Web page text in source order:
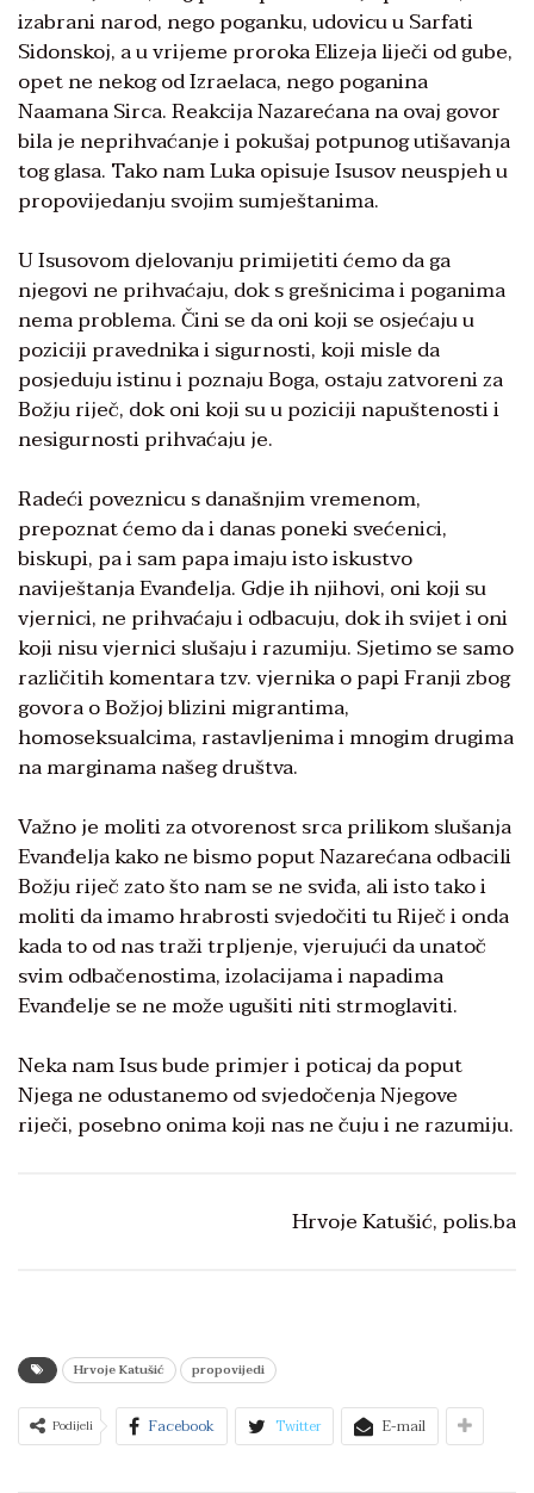
izabrani narod, nego poganku, udovicu u Sarfati
Sidonskoj, a u vrijeme proroka Elizeja liječi od gube,
opet ne nekog od Izraelaca, nego poganina
Naamana Sirca. Reakcija Nazarećana na ovaj govor
bila je neprihvaćanje i pokušaj potpunog utišavanja
tog glasa. Tako nam Luka opisuje Isusov neuspjeh u
propovijedanju svojim sumještanima.
U Isusovom djelovanju primijetiti ćemo da ga
njegovi ne prihvaćaju, dok s grešnicima i poganima
nema problema. Čini se da oni koji se osjećaju u
poziciji pravednika i sigurnosti, koji misle da
posjeduju istinu i poznaju Boga, ostaju zatvoreni za
Božju riječ, dok oni koji su u poziciji napuštenosti i
nesigurnosti prihvaćaju je.
Radeći poveznicu s današnjim vremenom,
prepoznat ćemo da i danas poneki svećenici,
biskupi, pa i sam papa imaju isto iskustvo
naviještanja Evanđelja. Gdje ih njihovi, oni koji su
vjernici, ne prihvaćaju i odbacuju, dok ih svijet i oni
koji nisu vjernici slušaju i razumiju. Sjetimo se samo
različitih komentara tzv. vjernika o papi Franji zbog
govora o Božjoj blizini migrantima,
homoseksualcima, rastavljenima i mnogim drugima
na marginama našeg društva.
Važno je moliti za otvorenost srca prilikom slušanja
Evanđelja kako ne bismo poput Nazarećana odbacili
Božju riječ zato što nam se ne sviđa, ali isto tako i
moliti da imamo hrabrosti svjedočiti tu Riječ i onda
kada to od nas traži trpljenje, vjerujući da unatoč
svim odbačenostima, izolacijama i napadima
Evanđelje se ne može ugušiti niti strmoglaviti.
Neka nam Isus bude primjer i poticaj da poput
Njega ne odustanemo od svjedočenja Njegove
riječi, posebno onima koji nas ne čuju i ne razumiju.
Hrvoje Katušić, polis.ba
Hrvoje Katušić propovijedi
Podijeli Facebook Twitter E-mail